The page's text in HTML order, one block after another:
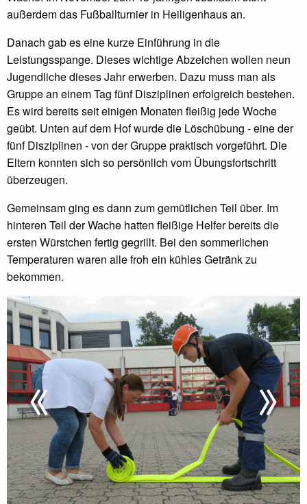
außerdem das Fußballturnier in Heiligenhaus an.
Danach gab es eine kurze Einführung in die
Leistungsspange. Dieses wichtige Abzeichen wollen neun
Jugendliche dieses Jahr erwerben. Dazu muss man als
Gruppe an einem Tag fünf Disziplinen erfolgreich bestehen.
Es wird bereits seit einigen Monaten fleißig jede Woche
geübt. Unten auf dem Hof wurde die Löschübung - eine der
fünf Disziplinen - von der Gruppe praktisch vorgeführt. Die
Eltern konnten sich so persönlich vom Übungsfortschritt
überzeugen.
Gemeinsam ging es dann zum gemütlichen Teil über. Im
hinteren Teil der Wache hatten fleißige Helfer bereits die
ersten Würstchen fertig gegrillt. Bei den sommerlichen
Temperaturen waren alle froh ein kühles Getränk zu
bekommen.